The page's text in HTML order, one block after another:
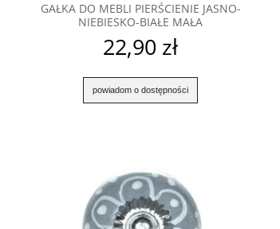
GAŁKA DO MEBLI PIERŚCIENIE JASNO-
NIEBIESKO-BIAŁE MAŁA
22,90 zł
powiadom o dostępności